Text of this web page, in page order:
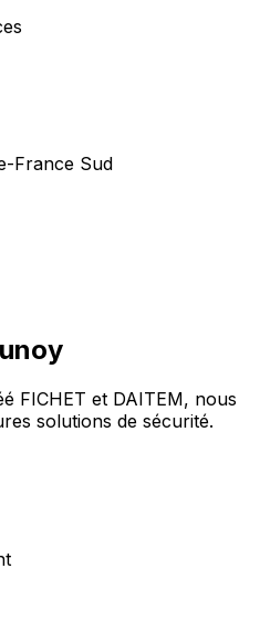
France Sud
FICHET et DAITEM, nous
solutions de sécurité.